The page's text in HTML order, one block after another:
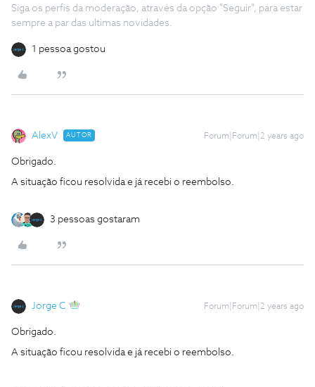
Siga os perfis da moderação, através da opção "Seguir", para estar
sempre a par das ultimas novidades.
1 pessoa gostou
AlexV AUTOR Forum|Forum|2 years ago
Obrigado.
A situação ficou resolvida e já recebi o reembolso.
3 pessoas gostaram
Jorge C Forum|Forum|2 years ago
Obrigado.
A situação ficou resolvida e já recebi o reembolso.